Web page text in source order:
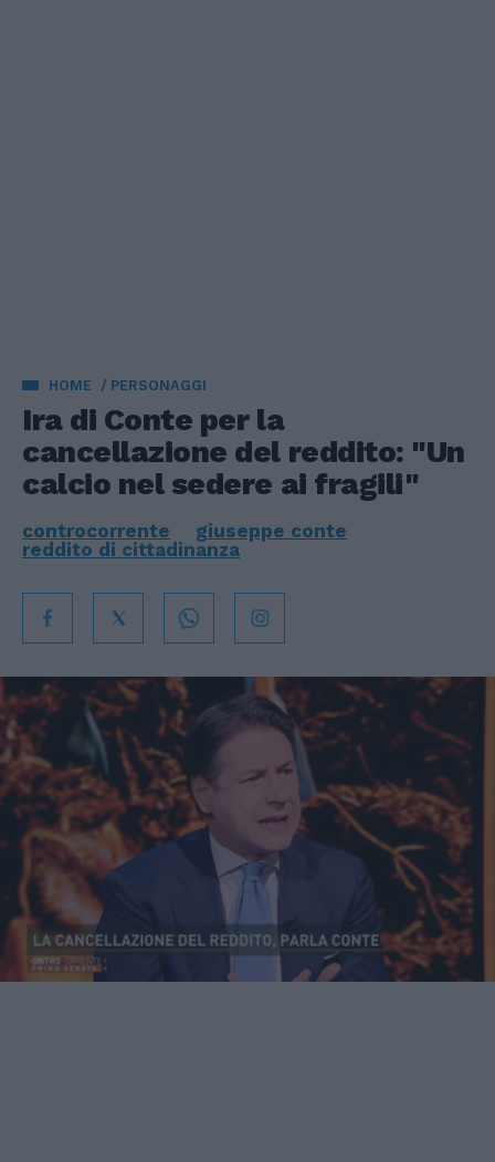
HOME PERSONAGGI
Ira di Conte per la
cancellazione del reddito: "Un
calcio nel sedere ai fragili"
controcorrente
giuseppe conte
reddito di cittadinanza